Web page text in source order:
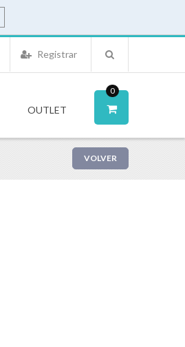
Registrar
0
OUTLET
VOLVER